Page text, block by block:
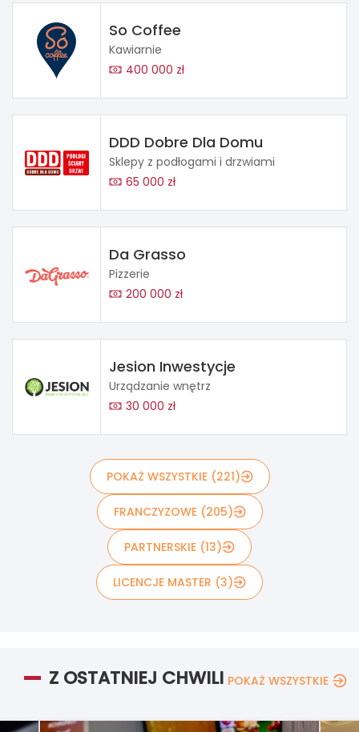
So Coffee
Kawiarnie
400 000 zł
DDD Dobre Dla Domu
Sklepy z podłogami i drzwiami
65 000 zł
Da Grasso
Pizzerie
200 000 zł
Jesion Inwestycje
Urządzanie wnętrz
30 000 zł
POKAŻ WSZYSTKIE (221)
FRANCZYZOWE (205)
PARTNERSKIE (13)
LICENCJE MASTER (3)
Z OSTATNIEJ CHWILI POKAŻ WSZYSTKIE